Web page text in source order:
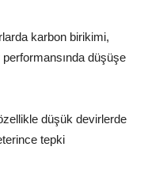
karbon birikimi,
düşüşe
düşük devirlerde
tepki